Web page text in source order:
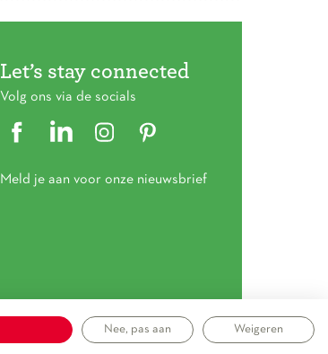
Let’s stay connected
Volg ons via de socials
Meld je aan voor onze nieuwsbrief
Nee, pas aan Weigeren